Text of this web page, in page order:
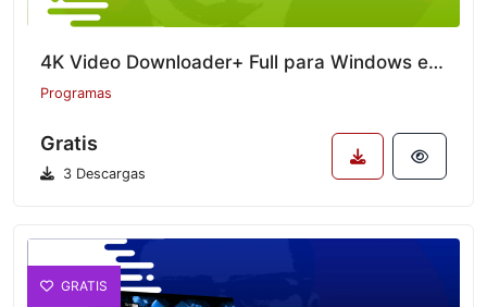
4K Video Downloader+ Full para Windows en Español
Programas
Gratis
3 Descargas
GRATIS